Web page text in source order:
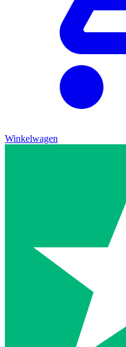
Winkelwagen